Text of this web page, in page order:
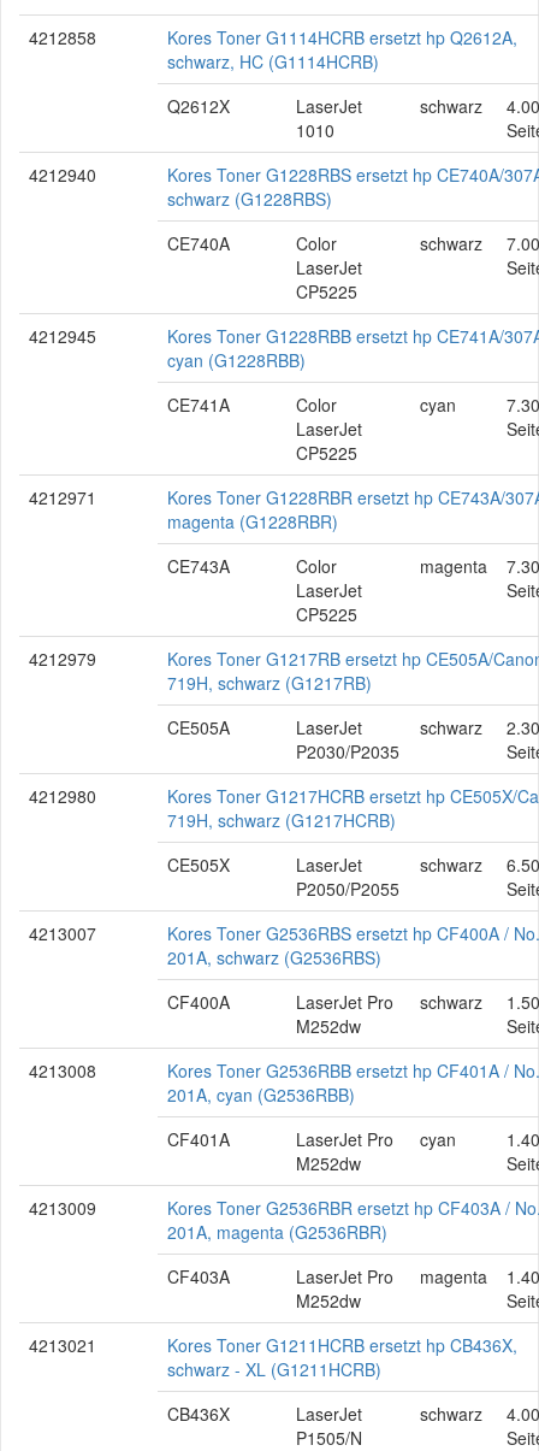
4212858
Kores Toner G1114HCRB ersetzt hp Q2612A,
schwarz, HC (G1114HCRB)
Q2612X
LaserJet
1010
schwarz
4212940
Kores Toner G1228RBS ersetzt hp CE740A/
schwarz (G1228RBS)
CE740A
Color
LaserJet
CP5225
schwarz
4212945
Kores Toner G1228RBB ersetzt hp CE741A/
cyan (G1228RBB)
CE741A
Color
LaserJet
CP5225
cyan
4212971
Kores Toner G1228RBR ersetzt hp CE743A/
magenta (G1228RBR)
CE743A
Color
LaserJet
CP5225
magenta
4212979
Kores Toner G1217RB ersetzt hp CE505A/
719H, schwarz (G1217RB)
CE505A
LaserJet
P2030/P2035
schwarz
4212980
Kores Toner G1217HCRB ersetzt hp CE505X/
719H, schwarz (G1217HCRB)
CE505X
LaserJet
P2050/P2055
schwarz
4213007
Kores Toner G2536RBS ersetzt hp CF400A / No.
201A, schwarz (G2536RBS)
CF400A
LaserJet Pro
M252dw
schwarz
4213008
Kores Toner G2536RBB ersetzt hp CF401A / No.
201A, cyan (G2536RBB)
CF401A
LaserJet Pro
M252dw
cyan
4213009
Kores Toner G2536RBR ersetzt hp CF403A /
201A, magenta (G2536RBR)
CF403A
LaserJet Pro
M252dw
magenta
4213021
Kores Toner G1211HCRB ersetzt hp CB436X,
schwarz - XL (G1211HCRB)
CB436X
LaserJet
P1505/N
schwarz